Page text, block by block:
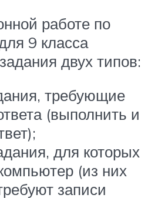
работе по
9 класса
двух типов:
требующие
(выполнить и
для которых
(из них
записи